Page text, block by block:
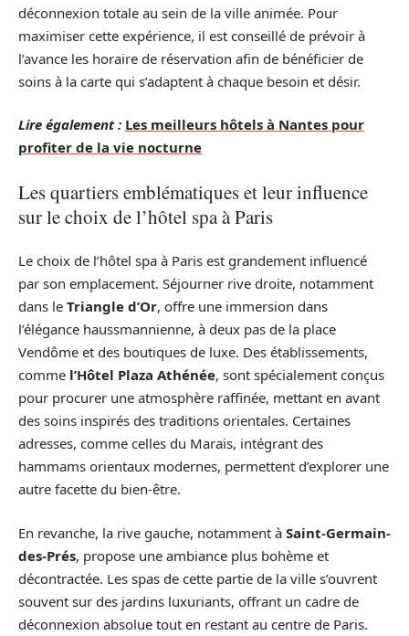
déconnexion totale au sein de la ville animée. Pour
maximiser cette expérience, il est conseillé de prévoir à
l’avance les horaire de réservation afin de bénéficier de
soins à la carte qui s’adaptent à chaque besoin et désir.
Lire également : Les meilleurs hôtels à Nantes pour
profiter de la vie nocturne
Les quartiers emblématiques et leur influence
sur le choix de l’hôtel spa à Paris
Le choix de l’hôtel spa à Paris est grandement influencé
par son emplacement. Séjourner rive droite, notamment
dans le Triangle d’Or, offre une immersion dans
l’élégance haussmannienne, à deux pas de la place
Vendôme et des boutiques de luxe. Des établissements,
comme l’Hôtel Plaza Athénée, sont spécialement conçus
pour procurer une atmosphère raffinée, mettant en avant
des soins inspirés des traditions orientales. Certaines
adresses, comme celles du Marais, intégrant des
hammams orientaux modernes, permettent d’explorer une
autre facette du bien-être.
En revanche, la rive gauche, notamment à Saint-Germain-
des-Prés, propose une ambiance plus bohème et
décontractée. Les spas de cette partie de la ville s’ouvrent
souvent sur des jardins luxuriants, offrant un cadre de
déconnexion absolue tout en restant au centre de Paris.